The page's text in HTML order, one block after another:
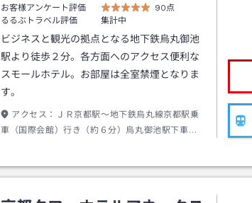
お客様アンケート評価
90点
るるぶトラベル評価
集計中
ビジネスと観光の拠点となる地下鉄烏丸御池
駅より徒歩２分。各方面へのアクセス便利な
スモールホテル。お部屋は全室禁煙となりま
す。
アクセス：
ＪＲ京都駅～地下鉄烏丸線京都駅乗
車（国際会館）行き（約６分）烏丸御池駅下車３